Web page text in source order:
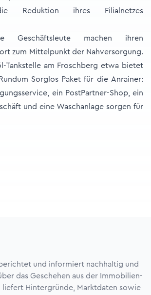
Reduktion ihres Filialnetzes
Geschäftsleute machen ihren
zum Mittelpunkt der Nahversorgung.
Tankstelle am Froschberg etwa bietet
Sorglos-Paket für die Anrainer:
ein PostPartner-Shop, ein
und eine Waschanlage sorgen für
und informiert nachhaltig und
das Geschehen aus der Immobilien-
liefert Hintergründe, Marktdaten sowie